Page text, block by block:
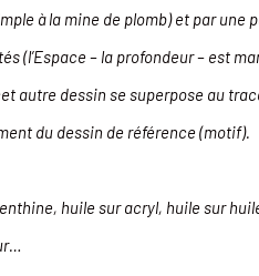
à la mine de plomb) et par
(l’Espace – la profondeur – est
autre dessin se superpose au
du dessin de référence (motif).
huile sur acryl, huile sur